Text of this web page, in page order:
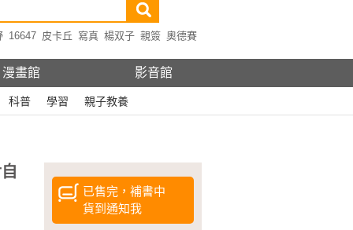
16647 皮卡丘 寫真 楊双子 親簽 奧德賽
漫畫館 影音館
科普 學習 親子教養
已售完，補書中
貨到通知我